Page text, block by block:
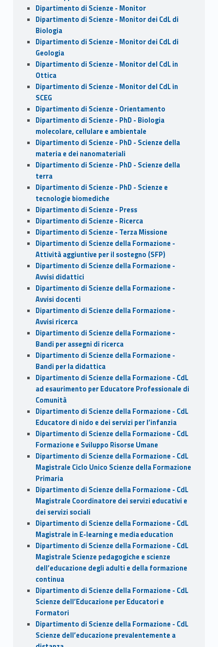
Dipartimento di Scienze - Monitor
Dipartimento di Scienze - Monitor dei CdL di
Biologia
Dipartimento di Scienze - Monitor dei CdL di
Geologia
Dipartimento di Scienze - Monitor del CdL in
Ottica
Dipartimento di Scienze - Monitor del CdL in
SCEG
Dipartimento di Scienze - Orientamento
Dipartimento di Scienze - PhD - Biologia
molecolare, cellulare e ambientale
Dipartimento di Scienze - PhD - Scienze della
materia e dei nanomateriali
Dipartimento di Scienze - PhD - Scienze della
terra
Dipartimento di Scienze - PhD - Scienze e
tecnologie biomediche
Dipartimento di Scienze - Press
Dipartimento di Scienze - Ricerca
Dipartimento di Scienze - Terza Missione
Dipartimento di Scienze della Formazione -
Attività aggiuntive per il sostegno (SFP)
Dipartimento di Scienze della Formazione -
Avvisi didattici
Dipartimento di Scienze della Formazione -
Avvisi docenti
Dipartimento di Scienze della Formazione -
Avvisi ricerca
Dipartimento di Scienze della Formazione -
Bandi per assegni di ricerca
Dipartimento di Scienze della Formazione -
Bandi per la didattica
Dipartimento di Scienze della Formazione - CdL
ad esaurimento per Educatore Professionale di
Comunità
Dipartimento di Scienze della Formazione - CdL
Educatore di nido e dei servizi per l’infanzia
Dipartimento di Scienze della Formazione - CdL
Formazione e Sviluppo Risorse Umane
Dipartimento di Scienze della Formazione - CdL
Magistrale Ciclo Unico Scienze della Formazione
Primaria
Dipartimento di Scienze della Formazione - CdL
Magistrale Coordinatore dei servizi educativi e
dei servizi sociali
Dipartimento di Scienze della Formazione - CdL
Magistrale in E-learning e media education
Dipartimento di Scienze della Formazione - CdL
Magistrale Scienze pedagogiche e scienze
dell’educazione degli adulti e della formazione
continua
Dipartimento di Scienze della Formazione - CdL
Scienze dell’Educazione per Educatori e
Formatori
Dipartimento di Scienze della Formazione - CdL
Scienze dell’educazione prevalentemente a